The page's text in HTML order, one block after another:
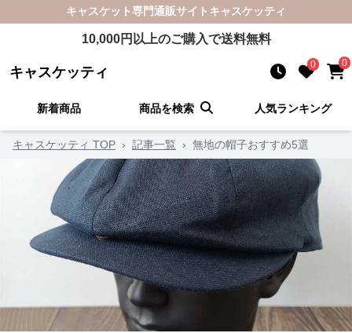
キャスケット専門通販サイト キャスケッティ
10,000円以上のご購入で送料無料
キャスケッティ 0 0
新着商品 商品を検索 人気ランキング
キャスケッティ TOP › 記事一覧 › 無地の帽子おすすめ5選